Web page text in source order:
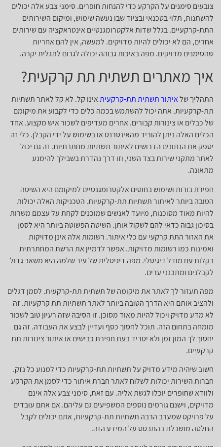
צובעים סימנים על הקרקע כדי להנחות חופרים. סימני צבע אלה יכולים
להשתנות, תלוי בטכנאי ובציוד שבו נעשה שימוש, ומיקום השירותים
התת-קרקעיים. בגלל שדות אלקטרומגנטיים אינטראקציה עם שירותים
אחרים, הם לא יכולים להיות מדויקים. למעשה, אין להם אחריות
שהסימנים מדויקים. מפה באיכות גבוהה יכולה לגרום לתגלית יקרה.
איך מאתרים תשתית תת קרקעית?
התהליך שלאיתור תשתית תת-קרקעיתאינו קל. לא קל לאתר תשתיות
תת-קרקעיות. אתה יכול להשתמש בכמה כלים כדי לקבוע את מיקומם
של כבלים או צינורות קבורים. אחרים מעדיפים לשכור איש מקצוע. אחד
הכלים האלה ניתן להוריד מהאינטרנט או בשימוש על ידי הקבלן. כלי זה
יספק את הנתונים הדרושים לאיתור תשתיות מחתרתיות. זה גם יכול
לאתר מתקני שירות בצד השני, וזו דרך נהדרת בשבילך להימנע
מתאונה.
חפירת בורות ושימוש בחוטים אלקטרומגנטיים למיקומם היא השיטה
הטובה ביותר לאיתור תשתיות תת-קרקעיות. הטכניקות האלה יכולות
להיות מאוד מסוכנות, מיועד לאנשים שמוכנים לקחת על עצמם משרות
בסיכון גבוה כדאי להם לשקול אותן. השיטה הפשוטה ביותר היא לסמן
את האזור התת קרקעי עם כלי איתור. רשומות אלה אינן מדויקות
ואמינות כמו רשומות מדויקות. אפשר לדמיין את הרשת המחתרתית
בקלות עם מודל דיגיטלי. מפה דיגיטלית של עיר שלמה היא משאב גדול
לקבלנים ומתכנני ערים.
מפה תעזור לך לאתר את מיקומה של תשתית תת-קרקעית. לסמן דגלים
ולהציב אותם היא הדרך הטובה ביותר לאתר תשתיות תת קרקעיות. זה
לא מדע מדויק ויכול להיות מאוד מסוכן. זו הסיבה שזה רעיון טוב לשכור
מומחה בתחום הזה. תוכל לחסוך כסף ועדיין לבצע את העבודה. זה גם
יחסוך לך המון זמן ולא יטריד בעת חפירת כבישים או איתור צינורות תת
קרקעיים.
חשוב שיהיה מידע מדויק על תשתיות תת-קרקעיות כדי למנוע כל נזק.
חברות השירות יכולות לשלוח לאתר חברת איתור כדי לסמן את הקרקע
ולוודא שחופרים יוכלו לגשת אליה. עם זאת, סימני צבע אלה אינם
מדויקים, וישנם גורמים נוספים המשפיעים גם עליהם. אם אתם עובדים
על פרויקט שמערב הרבה תשתיות תת-קרקעיות, אתם יכולים לקבל
החלטה מושכלת בהתבסס על המידע הזה.